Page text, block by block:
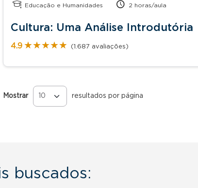
Educação e Humanidades 2 horas/aula
Cultura: Uma Análise Introdutória
4.9 ★★★★★
★★★★★ (1.687 avaliações)
Mostrar resultados por página
Páginas
buscados: